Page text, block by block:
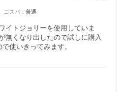
コスパ ： 普通
イトジョリーを使用していま
無くなり出したので試しに購入
使いきってみます。